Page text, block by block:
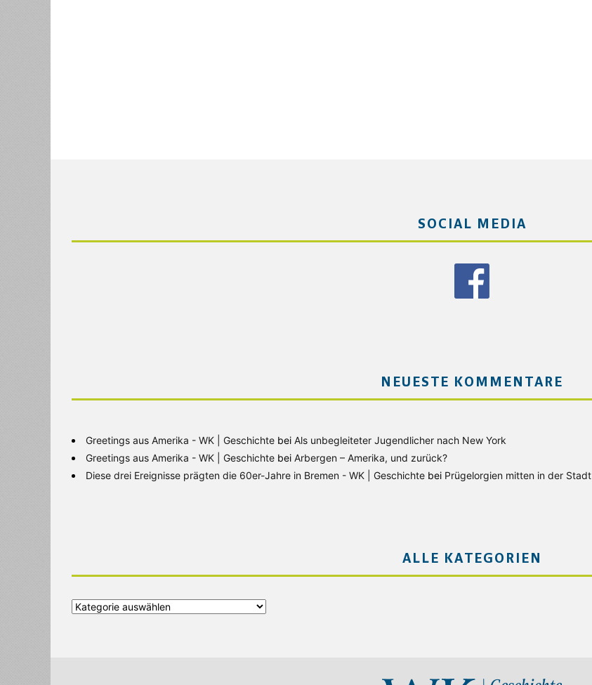
SOCIAL MEDIA
NEUESTE KOMMENTARE
Greetings aus Amerika - WK | Geschichte bei Als unbegleiteter Jugendlicher nach New York
Greetings aus Amerika - WK | Geschichte bei Arbergen – Amerika, und zurück?
Diese drei Ereignisse prägten die 60er-Jahre in Bremen - WK | Geschichte bei Prügelorgien mitten in der Stadt
ALLE KATEGORIEN
Alle